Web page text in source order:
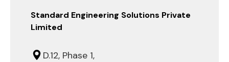
Standard Engineering Solutions Private
Limited
D.12, Phase 1,